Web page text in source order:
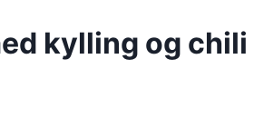
kylling og chili